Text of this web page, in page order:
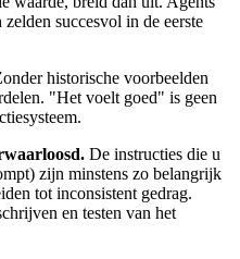
succesvol in de eerste
historische voorbeelden
"Het voelt goed" is geen
De instructies die u
zijn minstens zo belangrijk
tot inconsistent gedrag.
en testen van het